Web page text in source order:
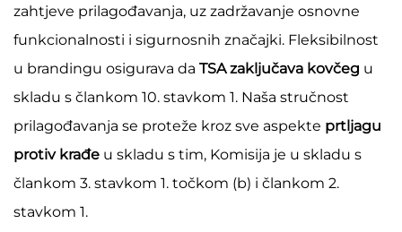
zahtjeve prilagođavanja, uz zadržavanje osnovne
funkcionalnosti i sigurnosnih značajki. Fleksibilnost
u brandingu osigurava da TSA zaključava kovčeg u
skladu s člankom 10. stavkom 1. Naša stručnost
prilagođavanja se proteže kroz sve aspekte prtljagu
protiv krađe u skladu s tim, Komisija je u skladu s
člankom 3. stavkom 1. točkom (b) i člankom 2.
stavkom 1.